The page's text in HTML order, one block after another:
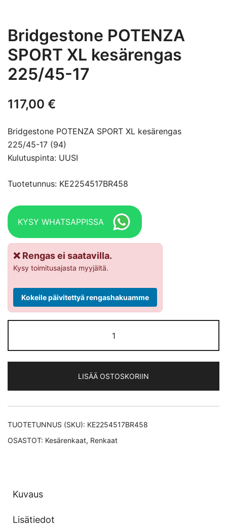
Bridgestone POTENZA
SPORT XL kesärengas
225/45-17
117,00 €
Bridgestone POTENZA SPORT XL kesärengas
225/45-17 (94)
Kulutuspinta: UUSI
Tuotetunnus: KE2254517BR458
KYSY WHATSAPPISSA
❌ Rengas ei saatavilla.
Kysy toimitusajasta myyjältä.
Kokeile päivitettyä rengashakuamme
POTENZA
SPORT
kesärengas
225/45-
17
määrä
LISÄÄ OSTOSKORIIN
TUOTETUNNUS (SKU): KE2254517BR458
OSASTOT: Kesärenkaat, Renkaat
Kuvaus
Lisätiedot